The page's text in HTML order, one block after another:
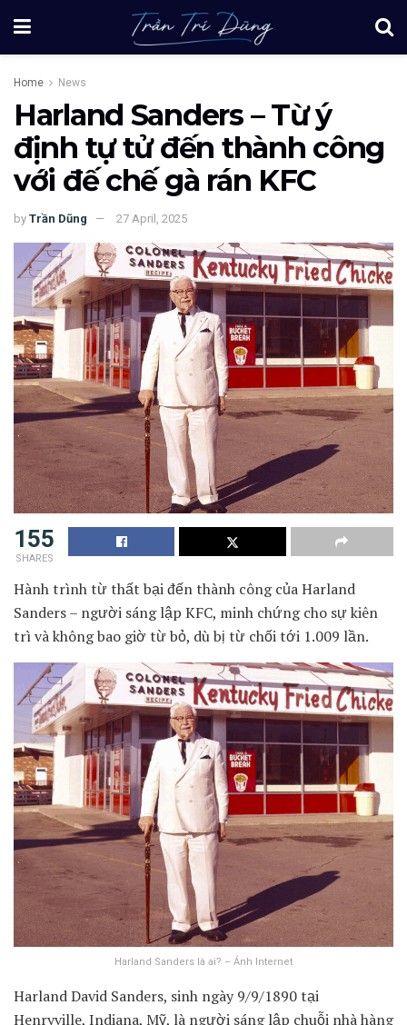
Home News
Harland Sanders – Từ ý
định tự tử đến thành công
với đế chế gà rán KFC
by Trần Dũng 27 April, 2025
155
SHARES
Hành trình từ thất bại đến thành công của Harland
Sanders – người sáng lập KFC, minh chứng cho sự kiên
trì và không bao giờ từ bỏ, dù bị từ chối tới 1.009 lần.
Harland Sanders là ai? – Ảnh Internet
Harland David Sanders, sinh ngày 9/9/1890 tại
Henryville, Indiana, Mỹ, là người sáng lập chuỗi nhà hàng